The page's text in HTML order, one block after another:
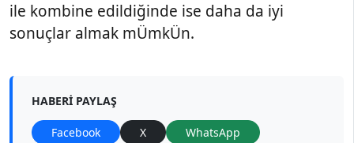
ile kombine edildiğinde ise daha da iyi
sonuçlar almak mÜmkÜn.
HABERI PAYLAŞ
Facebook X WhatsApp